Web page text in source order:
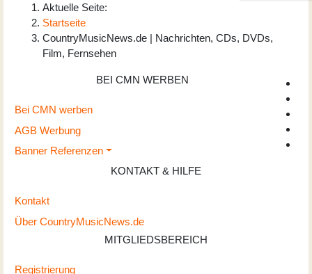
Aktuelle Seite:
Startseite
CountryMusicNews.de | Nachrichten, CDs, DVDs,
Film, Fernsehen
BEI CMN WERBEN
Bei CMN werben
AGB Werbung
Banner Referenzen
KONTAKT & HILFE
Kontakt
Über CountryMusicNews.de
MITGLIEDSBEREICH
Registrierung